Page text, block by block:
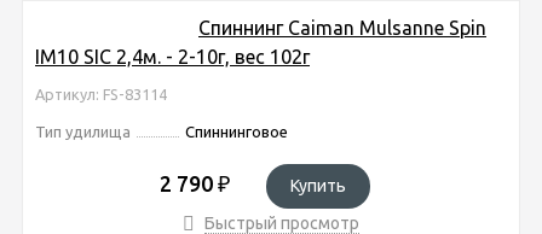
Спиннинг Caiman Mulsanne Spin
IM10 SIC 2,4м. - 2-10г, вес 102г
Артикул: FS-83114
Тип удилища Спиннинговое
2 790 ₽
Купить
Быстрый просмотр